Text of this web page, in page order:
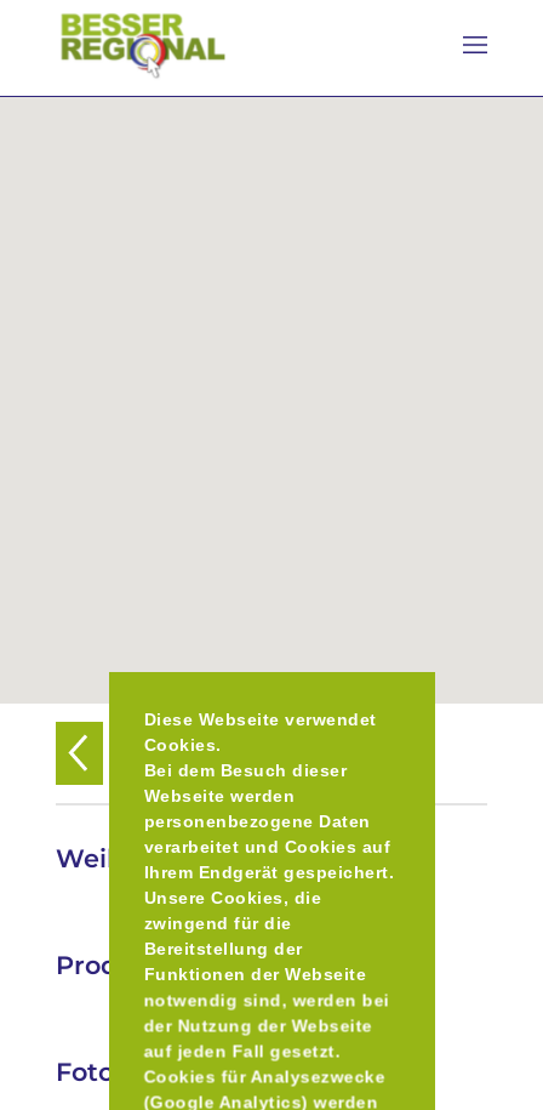
Diese Webseite verwendet
Cookies.
Bei dem Besuch dieser
Webseite werden
personenbezogene Daten
verarbeitet und Cookies auf
Ihrem Endgerät gespeichert.
Unsere Cookies, die
zwingend für die
Bereitstellung der
Funktionen der Webseite
notwendig sind, werden bei
der Nutzung der Webseite
auf jeden Fall gesetzt.
Cookies für Analysezwecke
(Google Analytics) werden
Zurück zur Übersicht
Weihnachtsmarkt Gauting
Produkte
Fotos